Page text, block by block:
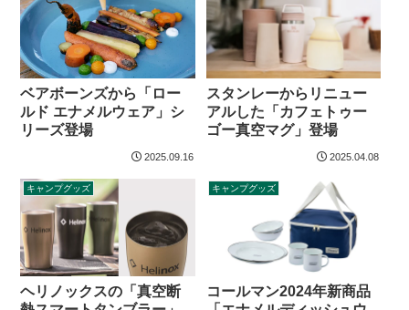
ベアボーンズから「ロー
ルド エナメルウェア」シ
リーズ登場
2025.09.16
スタンレーからリニュー
アルした「カフェトゥー
ゴー真空マグ」登場
2025.04.08
キャンプグッズ
ヘリノックスの「真空断
キャンプグッズ
コールマン2024年新商品